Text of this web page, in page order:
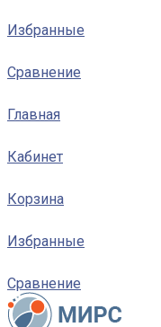
Избранные
Сравнение
Главная
Кабинет
Корзина
Избранные
Сравнение